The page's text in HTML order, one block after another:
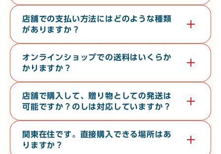
はい。教育旅行や経済団体等、団体様の工場見学も承っておりま
す。無料で３０分から６０分程度の時間で承っております。希望
日の１０日前までに電話またはお問い合わせフォームよりご連絡
ください。
店舗での支払い方法にはどのような種類
がありますか？
現金・各クレジットカード・各種電子マネー・バーコード決済が
対応しております。
オンラインショップでの送料はいくらか
かりますか？
お届け先の地域や、常温便・冷蔵便・冷凍便などの温度帯によっ
て異なります。オンラインショップの ご利用ガイドをご確認くだ
さい。
店舗で購入して、贈り物としての発送は
可能ですか？のしは対応していますか？
店舗からの地方発送（クロネコヤマト便）、熨斗（のし）の対応
も行なっております。
関東在住です。直接購入できる場所はあ
りますか？